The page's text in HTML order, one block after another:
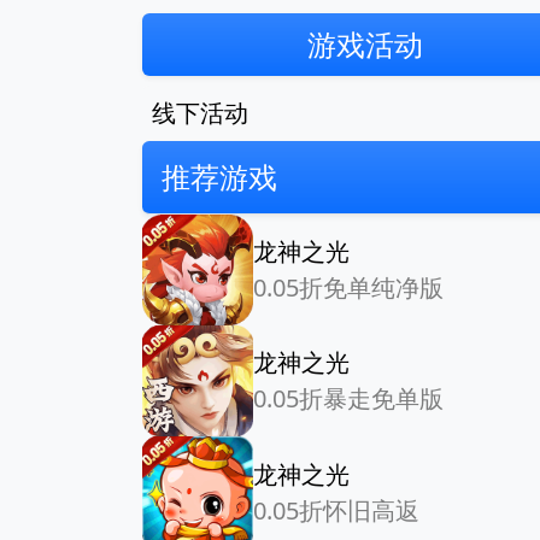
游戏活动
线下活动
推荐游戏
龙神之光
0.05折免单纯净版
龙神之光
0.05折暴走免单版
龙神之光
0.05折怀旧高返